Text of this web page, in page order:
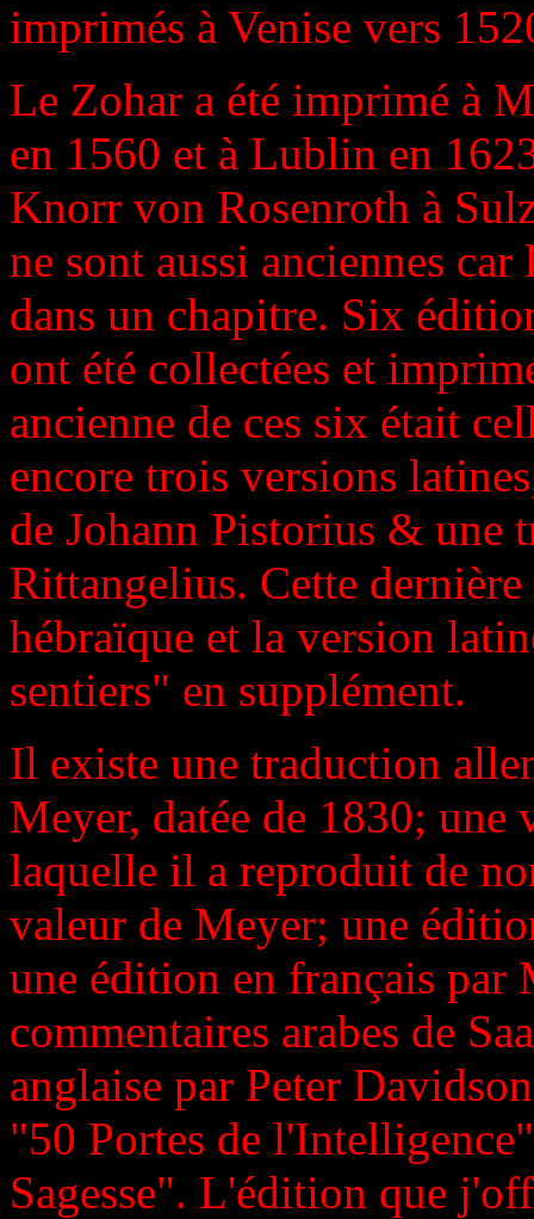
imprimés à Venise vers
Le Zohar a été imprimé à
en 1560 et à Lublin en
Knorr von Rosenroth à
ne sont aussi anciennes
dans un chapitre. Six
ont été collectées et
ancienne de ces six était
encore trois versions
de Johann Pistorius & une
Rittangelius. Cette
hébraïque et la version
sentiers" en supplément.
Il existe une traduction
Meyer, datée de 1830;
laquelle il a reproduit de
valeur de Meyer; une
une édition en français par
commentaires arabes de
anglaise par Peter
"50 Portes de
Sagesse". L'édition que